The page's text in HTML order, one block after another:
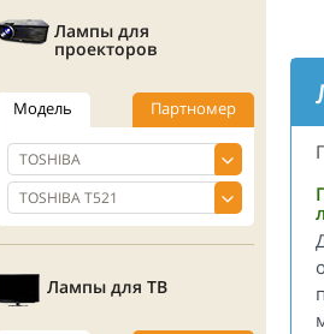
Лампы для
проекторов
Модель Партномер
Лампы для ТВ